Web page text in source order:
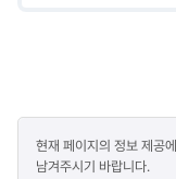
만족도
조사
현재 페이지의 정보 제공
남겨주시기 바랍니다.